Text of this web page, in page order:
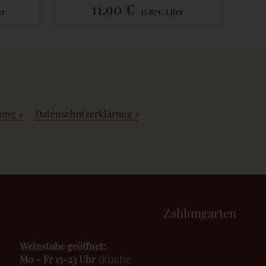
11,90 € 15,87 €/Liter
» Datenschutzerklärung »
Weinstube geöffnet:
Mo – Fr 15-23 Uhr(Küche
Zahlungarten